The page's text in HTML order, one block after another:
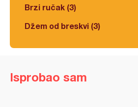
Brzi ručak (3)
Džem od breskvi (3)
Isprobao sam